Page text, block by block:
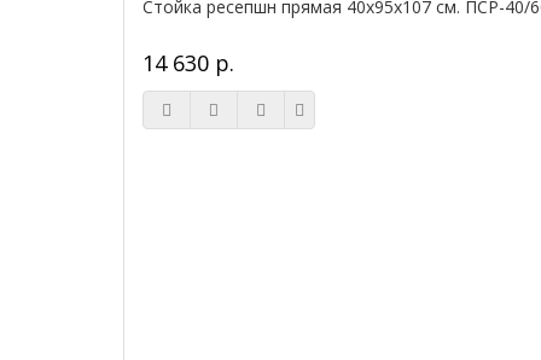
Стойка ресепшн прямая 40х95х107 см. ПСР-40/
14 630 р.